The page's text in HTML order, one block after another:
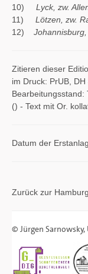
10) Lyck, zw.
11) Lötzen, zw.
12)
Johannisburg,
Zitieren dieser
im Druck: PrUB,
Bearbeitungsstand:
() - Text mit Or.
Datum der
Zurück zur
© Jürgen Sarnowsky,